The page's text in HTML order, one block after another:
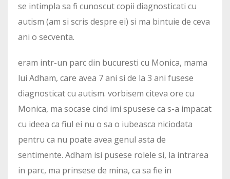
se intimpla sa fi cunoscut copii diagnosticati cu
autism (am si scris despre ei) si ma bintuie de ceva
ani o secventa.
eram intr-un parc din bucuresti cu Monica, mama
lui Adham, care avea 7 ani si de la 3 ani fusese
diagnosticat cu autism. vorbisem citeva ore cu
Monica, ma socase cind imi spusese ca s-a impacat
cu ideea ca fiul ei nu o sa o iubeasca niciodata
pentru ca nu poate avea genul asta de
sentimente. Adham isi pusese rolele si, la intrarea
in parc, ma prinsese de mina, ca sa fie in